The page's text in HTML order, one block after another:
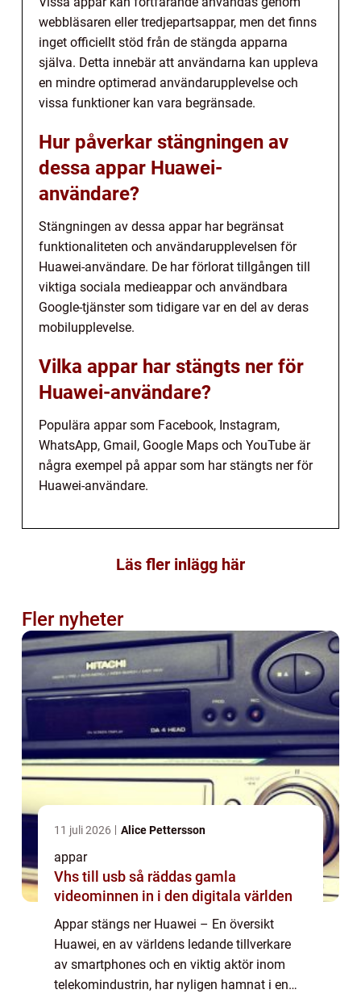
webbläsaren eller tredjepartsappar, men det finns
inget officiellt stöd från de stängda apparna
själva. Detta innebär att användarna kan uppleva
en mindre optimerad användarupplevelse och
vissa funktioner kan vara begränsade.
Hur påverkar stängningen av
dessa appar Huawei-
användare?
Stängningen av dessa appar har begränsat
funktionaliteten och användarupplevelsen för
Huawei-användare. De har förlorat tillgången till
viktiga sociala medieappar och användbara
Google-tjänster som tidigare var en del av deras
mobilupplevelse.
Vilka appar har stängts ner för
Huawei-användare?
Populära appar som Facebook, Instagram,
WhatsApp, Gmail, Google Maps och YouTube är
några exempel på appar som har stängts ner för
Huawei-användare.
Läs fler inlägg här
Fler nyheter
11 juli 2026 Alice Pettersson
appar
Vhs till usb så räddas gamla
videominnen in i den digitala världen
Appar stängs ner Huawei – En översikt
Huawei, en av världens ledande tillverkare
av smartphones och en viktig aktör inom
telekomindustrin, har nyligen hamnat i en